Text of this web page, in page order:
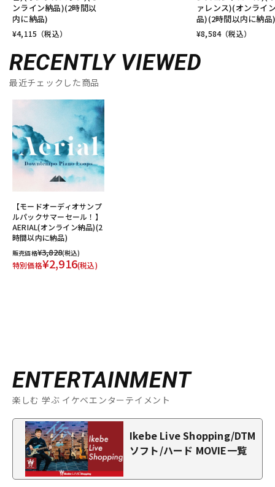
ンライン納品)(2時間以
内に納品)
¥4,115 （税込）
ァレンス)(オンライ
品)(2時間以内に納品
¥8,584（税込）
RECENTLY VIEWED
最近チェックした商品
【モードオーディオサンプ
ルパックサマーセール！】
AERIAL(オンライン納品)(2
時間以内に納品)
販売価格¥3,828(税込)
特別価格¥2,916(税込)
ENTERTAINMENT
楽しむ 学ぶ イケベエンターテイメント
Ikebe Live Shopping/DTM
ソフト/ハード MOVIE一覧